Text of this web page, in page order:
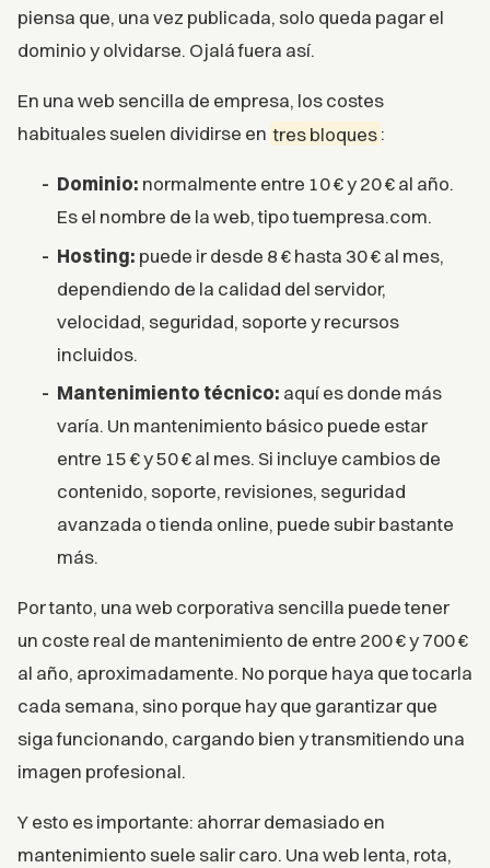
piensa que, una vez publicada, solo queda pagar el
dominio y olvidarse. Ojalá fuera así.
En una web sencilla de empresa, los costes
habituales suelen dividirse en tres bloques:
Dominio: normalmente entre 10 € y 20 € al año.
Es el nombre de la web, tipo tuempresa.com.
Hosting: puede ir desde 8 € hasta 30 € al mes,
dependiendo de la calidad del servidor,
velocidad, seguridad, soporte y recursos
incluidos.
Mantenimiento técnico: aquí es donde más
varía. Un mantenimiento básico puede estar
entre 15 € y 50 € al mes. Si incluye cambios de
contenido, soporte, revisiones, seguridad
avanzada o tienda online, puede subir bastante
más.
Por tanto, una web corporativa sencilla puede tener
un coste real de mantenimiento de entre 200 € y 700 €
al año, aproximadamente. No porque haya que tocarla
cada semana, sino porque hay que garantizar que
siga funcionando, cargando bien y transmitiendo una
imagen profesional.
Y esto es importante: ahorrar demasiado en
mantenimiento suele salir caro. Una web lenta, rota,